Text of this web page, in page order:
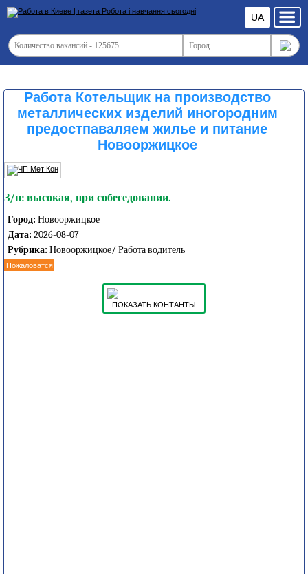
UA
Работа Котельщик на производство
металлических изделий иногородним
предостпаваляем жилье и питание
Новооржицкое
З/п: высокая, при собеседовании.
Город: Новооржицкое
Дата: 2026-08-07
Рубрика: Новооржицкое/ Работа водитель
Пожаловатся
ПОКАЗАТЬ КОНТАНТЫ